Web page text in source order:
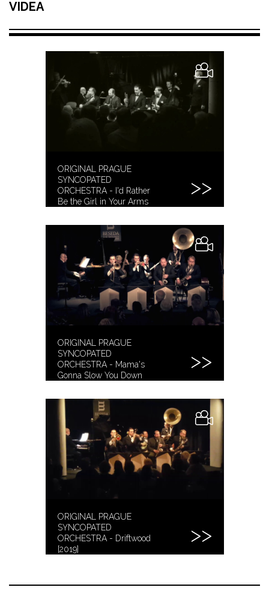
VIDEA
ORIGINAL PRAGUE
SYNCOPATED
ORCHESTRA - I'd Rather
Be the Girl in Your Arms
ORIGINAL PRAGUE
SYNCOPATED
ORCHESTRA - Mama's
Gonna Slow You Down
ORIGINAL PRAGUE
SYNCOPATED
ORCHESTRA - Driftwood
[2019]